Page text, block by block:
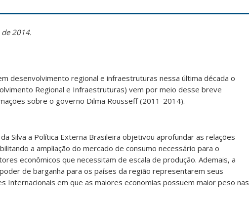
2014.
desenvolvimento regional e infraestruturas nessa última década o
Regional e Infraestruturas) vem por meio desse breve
sobre o governo Dilma Rousseff (2011-2014).
Silva a Política Externa Brasileira objetivou aprofundar as relações
a ampliação do mercado de consumo necessário para o
econômicos que necessitam de escala de produção. Ademais, a
de barganha para os países da região representarem seus
Internacionais em que as maiores economias possuem maior peso nas